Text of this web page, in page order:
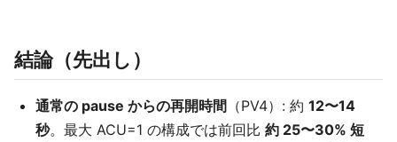
結論（先出し）
通常の pause からの再開時間 （PV4）: 約 12〜14
秒。最大 ACU=1 の構成では前回比 約 25〜30% 短